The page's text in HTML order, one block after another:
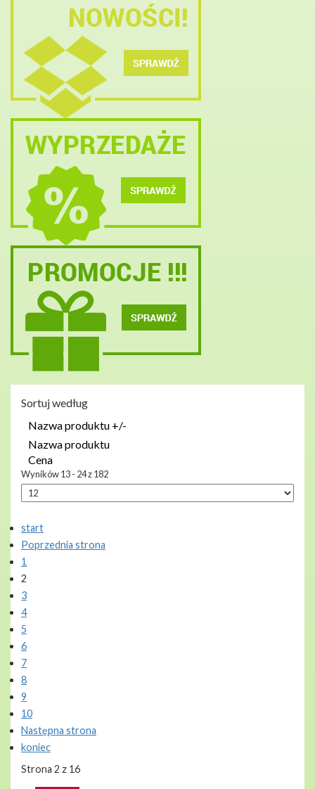
Sortuj według
Nazwa produktu +/-
Nazwa produktu
Cena
Wyników 13 - 24 z 182
start
Poprzednia strona
1
2
3
4
5
6
7
8
9
10
Następna strona
koniec
Strona 2 z 16